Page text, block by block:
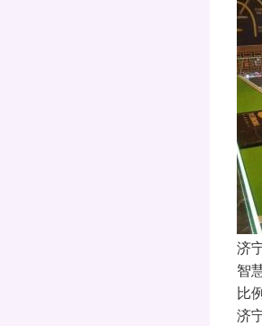
济
智
比
济